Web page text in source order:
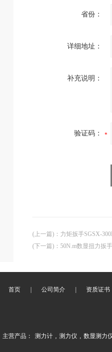
省份：
详细地址：
补充说明：
验证码：
(上一篇) ： 力矩扳手SGSX-
(下一篇) ： 50N.m数显扭力扳
首页 公司简介 资质证书
主营产品： 测力计 , 测力仪 , 数显测力